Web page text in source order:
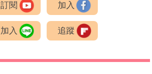
訂閱 加入
加入 追蹤